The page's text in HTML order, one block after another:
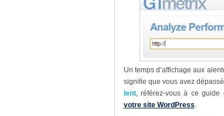
Un temps d’affichage aux
signifie que vous avez
lent, référez-vous à ce guide
votre site WordPress.